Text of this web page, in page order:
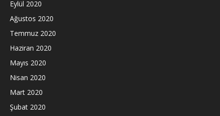
Eylül 2020
Ağustos 2020
Temmuz 2020
Haziran 2020
Mayıs 2020
Nisan 2020
Mart 2020
Şubat 2020